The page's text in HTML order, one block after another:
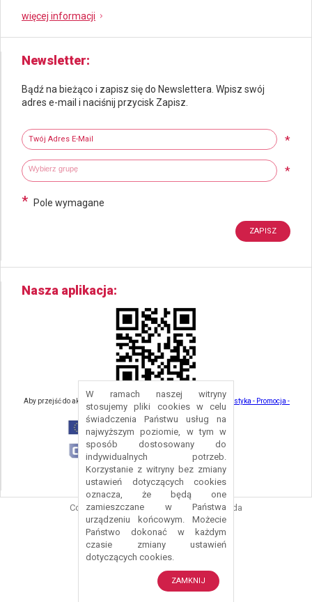
W ramach naszej witryny
stosujemy pliki cookies w celu
świadczenia Państwu usług na
najwyższym poziomie, w tym w
sposób dostosowany do
indywidualnych potrzeb.
Korzystanie z witryny bez zmiany
ustawień dotyczących cookies
oznacza, że będą one
zamieszczane w Państwa
urządzeniu końcowym. Możecie
Państwo dokonać w każdym
czasie zmiany ustawień
dotyczących cookies.
ZAMKNIJ
więcej informacji
Newsletter
Bądź na bieżąco i zapisz się do Newslettera. Wpisz swój
adres e-mail i naciśnij przycisk Zapisz.
Twój adres e-mail
*
Wybierz grupy tematyczne *
Wpisz wyszukiwaną fraze
* Pole wymagane
Nasza aplikacja
Aby przejść do aktualności związanych z turystyką - kliknij tu:Turystyka - Promocja -
Strefa Turysty - Gmina Nowa Ruda
Copyright © 2016 Urząd Gminy Nowa Ruda
Projekt i wykonanie:Logonet Sp. z o.o.